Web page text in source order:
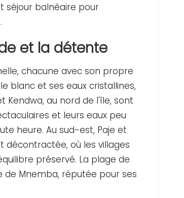
séjour balnéaire pour
et la détente
chacune avec son propre
blanc et ses eaux cristallines,
au nord de l'île, sont
et leurs eaux peu
heure. Au sud-est, Paje et
décontractée, où les villages
préservé. La plage de
de Mnemba, réputée pour ses